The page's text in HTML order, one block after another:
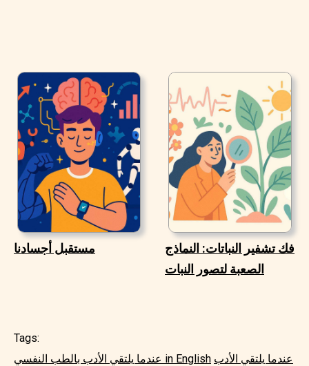
مستقبل أجسادنا
فك تشفير النباتات: النماذج
الصعبة لتصور النبات
Tags:
عندما يلتقي الأدب بالطب النفسي in English عندما يلتقي الأدب